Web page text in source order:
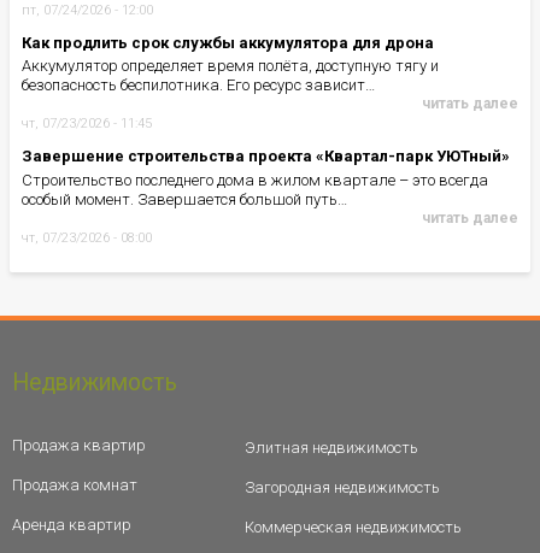
пт, 07/24/2026 - 12:00
Как продлить срок службы аккумулятора для дрона
Аккумулятор определяет время полёта, доступную тягу и
безопасность беспилотника. Его ресурс зависит…
читать далее
чт, 07/23/2026 - 11:45
Завершение строительства проекта «Квартал-парк УЮТный»
Строительство последнего дома в жилом квартале – это всегда
особый момент. Завершается большой путь…
читать далее
чт, 07/23/2026 - 08:00
Недвижимость
Продажа квартир
Продажа комнат
Аренда квартир
Элитная недвижимость
Загородная недвижимость
Коммерческая недвижимость